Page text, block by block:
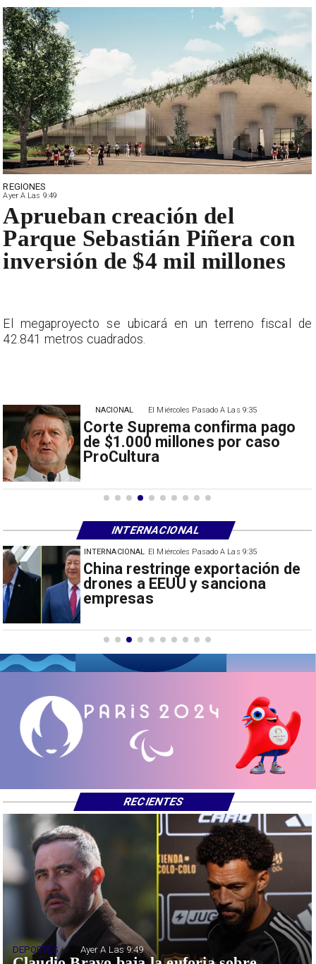
El Miércoles Pasado A Las 9:35
Papa León XIV anuncia gira por
Sudamérica
INTERNACIONAL
El Miércoles Pasado A Las 9:35
Corte Suprema confirma pago
de $1.000 millones por caso
ProCultura
NACIONAL
REGIONES
Ayer A Las 9:49
Aprueban creación del
Parque Sebastián Piñera con
inversión de $4 mil millones
El megaproyecto se ubicará en un terreno fiscal de
42.841 metros cuadrados.
INTERNACIONAL
DEPORTES Ayer A Las 9:49
RECIENTES